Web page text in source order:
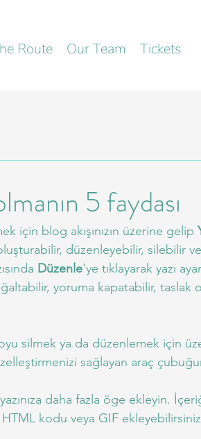
Route Our Team Tickets
5 faydası
için blog akışınızın üzerine gelip
düzenleyebilir, silebilir
Düzenle'ye tıklayarak yazı
yoruma kapatabilir, taslak
silmek ya da düzenlemek için
sağlayan araç
daha fazla öge ekleyin.
kodu veya GIF